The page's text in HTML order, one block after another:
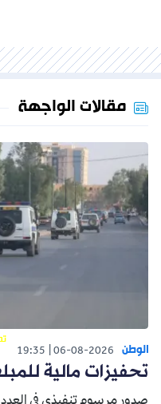
مقالات الواجهة
الوطن 06-08-2026
19:35
تحفيزات مالية